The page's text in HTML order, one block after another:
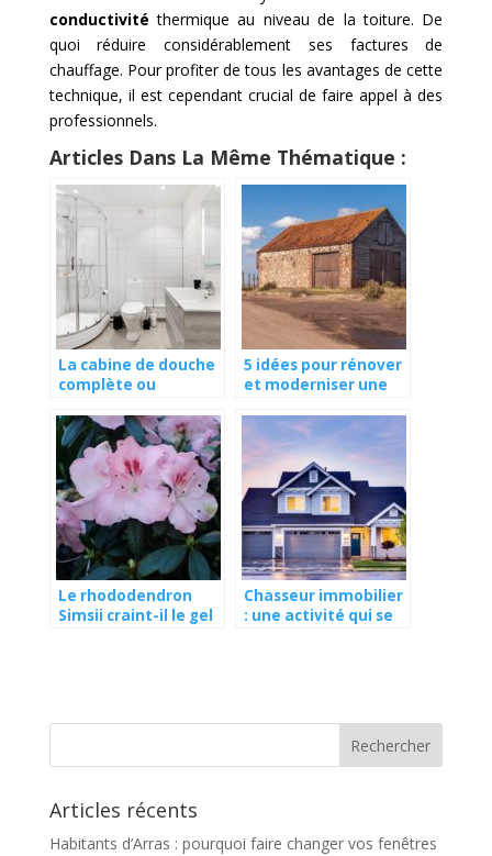
conductivité thermique au niveau de la toiture. De
quoi réduire considérablement ses factures de
chauffage. Pour profiter de tous les avantages de cette
technique, il est cependant crucial de faire appel à des
professionnels.
Articles Dans La Même Thématique :
La cabine de douche
complète ou
est-elle si prisée ?
5 idées pour rénover
et moderniser une
Le rhododendron
Simsii craint-il le gel
Chasseur immobilier
: une activité qui se
Articles récents
Habitants d’Arras : pourquoi faire changer vos fenêtres